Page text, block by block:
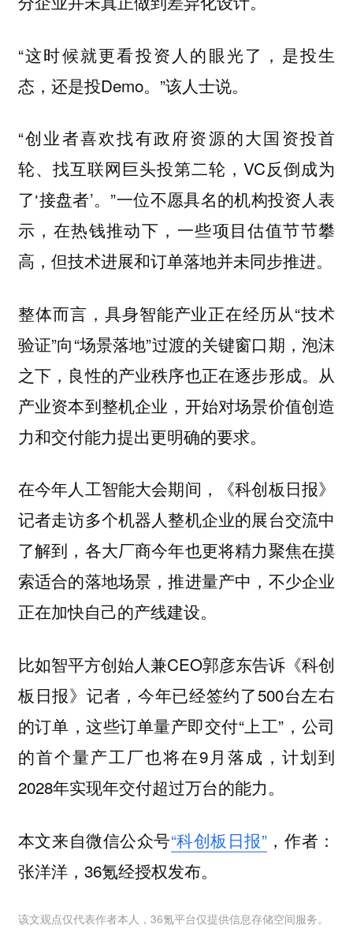
“这时候就更看投资人的眼光了，是投生
态，还是投Demo。”该人士说。
“创业者喜欢找有政府资源的大国资投首
轮、找互联网巨头投第二轮，VC反倒成为
了‘接盘者’。”一位不愿具名的机构投资人表
示，在热钱推动下，一些项目估值节节攀
高，但技术进展和订单落地并未同步推进。
整体而言，具身智能产业正在经历从“技术
验证”向“场景落地”过渡的关键窗口期，泡沫
之下，良性的产业秩序也正在逐步形成。从
产业资本到整机企业，开始对场景价值创造
力和交付能力提出更明确的要求。
在今年人工智能大会期间，《科创板日报》
记者走访多个机器人整机企业的展台交流中
了解到，各大厂商今年也更将精力聚焦在摸
索适合的落地场景，推进量产中，不少企业
正在加快自己的产线建设。
比如智平方创始人兼CEO郭彦东告诉《科创
板日报》记者，今年已经签约了500台左右
的订单，这些订单量产即交付“上工”，公司
的首个量产工厂也将在9月落成，计划到
2028年实现年交付超过万台的能力。
本文来自微信公众号“科创板日报”，作者：
张洋洋，36氪经授权发布。
该文观点仅代表作者本人，36氪平台仅提供信息存储空间服务。